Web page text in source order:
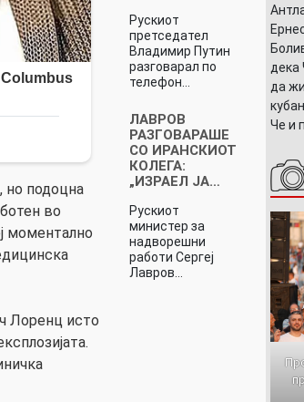
но подоцна
во
моментално
Лоренц исто
Рускиот
претседател
Владимир Путин
разговарал по
телефон…
ЛАВРОВ
РАЗГОВАРАШЕ
СО ИРАНСКИОТ
КОЛЕГА:
„ИЗРАЕЛ ЈА…
Рускиот
министер за
надворешни
работи Сергеј
Лавров…
дека
да
Че и